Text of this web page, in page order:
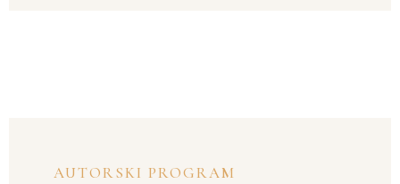
AUTORSKI PROGRAM